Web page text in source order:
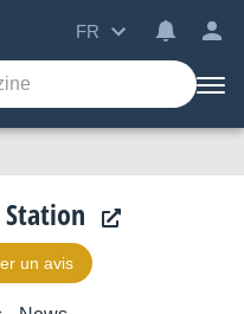
FR
Station
un avis